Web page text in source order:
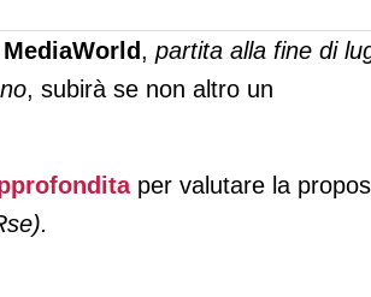
, partita alla fine di
, subirà se non altro un
per valutare la